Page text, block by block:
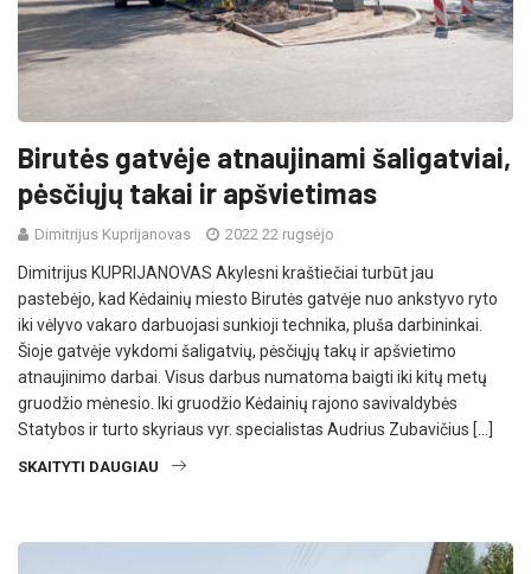
Birutės gatvėje atnaujinami šaligatviai,
pėsčiųjų takai ir apšvietimas
Dimitrijus Kuprijanovas 2022 22 rugsėjo
Dimitrijus KUPRIJANOVAS Akylesni kraštiečiai turbūt jau
pastebėjo, kad Kėdainių miesto Birutės gatvėje nuo ankstyvo ryto
iki vėlyvo vakaro darbuojasi sunkioji technika, pluša darbininkai.
Šioje gatvėje vykdomi šaligatvių, pėsčiųjų takų ir apšvietimo
atnaujinimo darbai. Visus darbus numatoma baigti iki kitų metų
gruodžio mėnesio. Iki gruodžio Kėdainių rajono savivaldybės
Statybos ir turto skyriaus vyr. specialistas Audrius Zubavičius […]
SKAITYTI DAUGIAU